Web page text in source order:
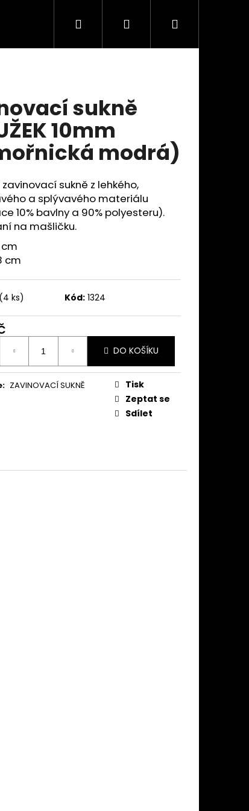
S KNOFLÍKY SUKNĚ SE SEDLEM A KAPSAMI
Hledat PřihlášeníNákupní
sukně
10mm
modrá)
sukně z lehkého,
a splývavého materiálu
10% bavlny a 90% polyesteru).
na mašličku.
cm
(4 ks) Kód: 1324
DO KOŠÍKU
: ZAVINOVACÍ SUKNĚ
Tisk
Zeptat se
Sdílet